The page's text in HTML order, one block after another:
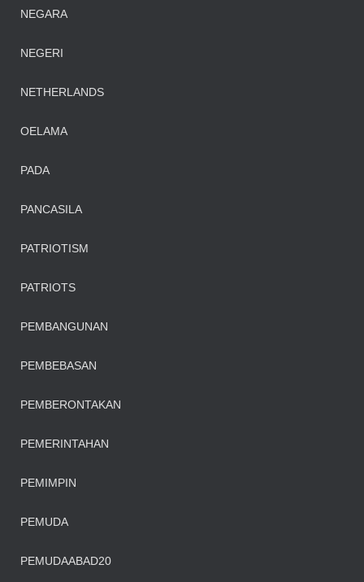
NEGARA
NEGERI
NETHERLANDS
OELAMA
PADA
PANCASILA
PATRIOTISM
PATRIOTS
PEMBANGUNAN
PEMBEBASAN
PEMBERONTAKAN
PEMERINTAHAN
PEMIMPIN
PEMUDA
PEMUDAABAD20